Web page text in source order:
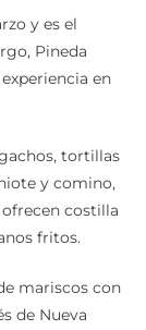
y es el
Pineda
en
tortillas
y comino,
costilla
fritos.
mariscos con
de Nueva